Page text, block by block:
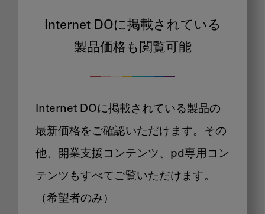
Internet DOに掲載されている
製品価格も閲覧可能
Internet DOに掲載されている製品の
最新価格をご確認いただけます。その
他、開業支援コンテンツ、pd専用コン
テンツもすべてご覧いただけます。
（希望者のみ）